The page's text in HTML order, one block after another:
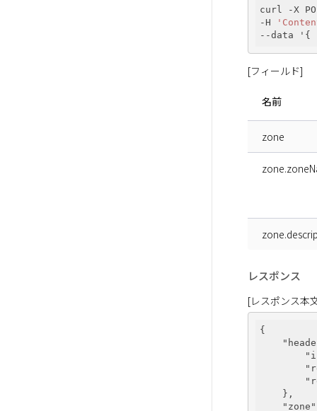
curl -X
-H
--data '{
[フィールド]
名前
zone
レスポンス
[レスポンス本
{
    },
"zone"